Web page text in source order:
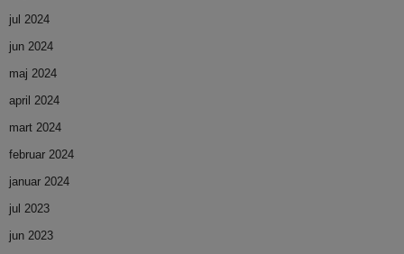
jul 2024
jun 2024
maj 2024
april 2024
mart 2024
februar 2024
januar 2024
jul 2023
jun 2023